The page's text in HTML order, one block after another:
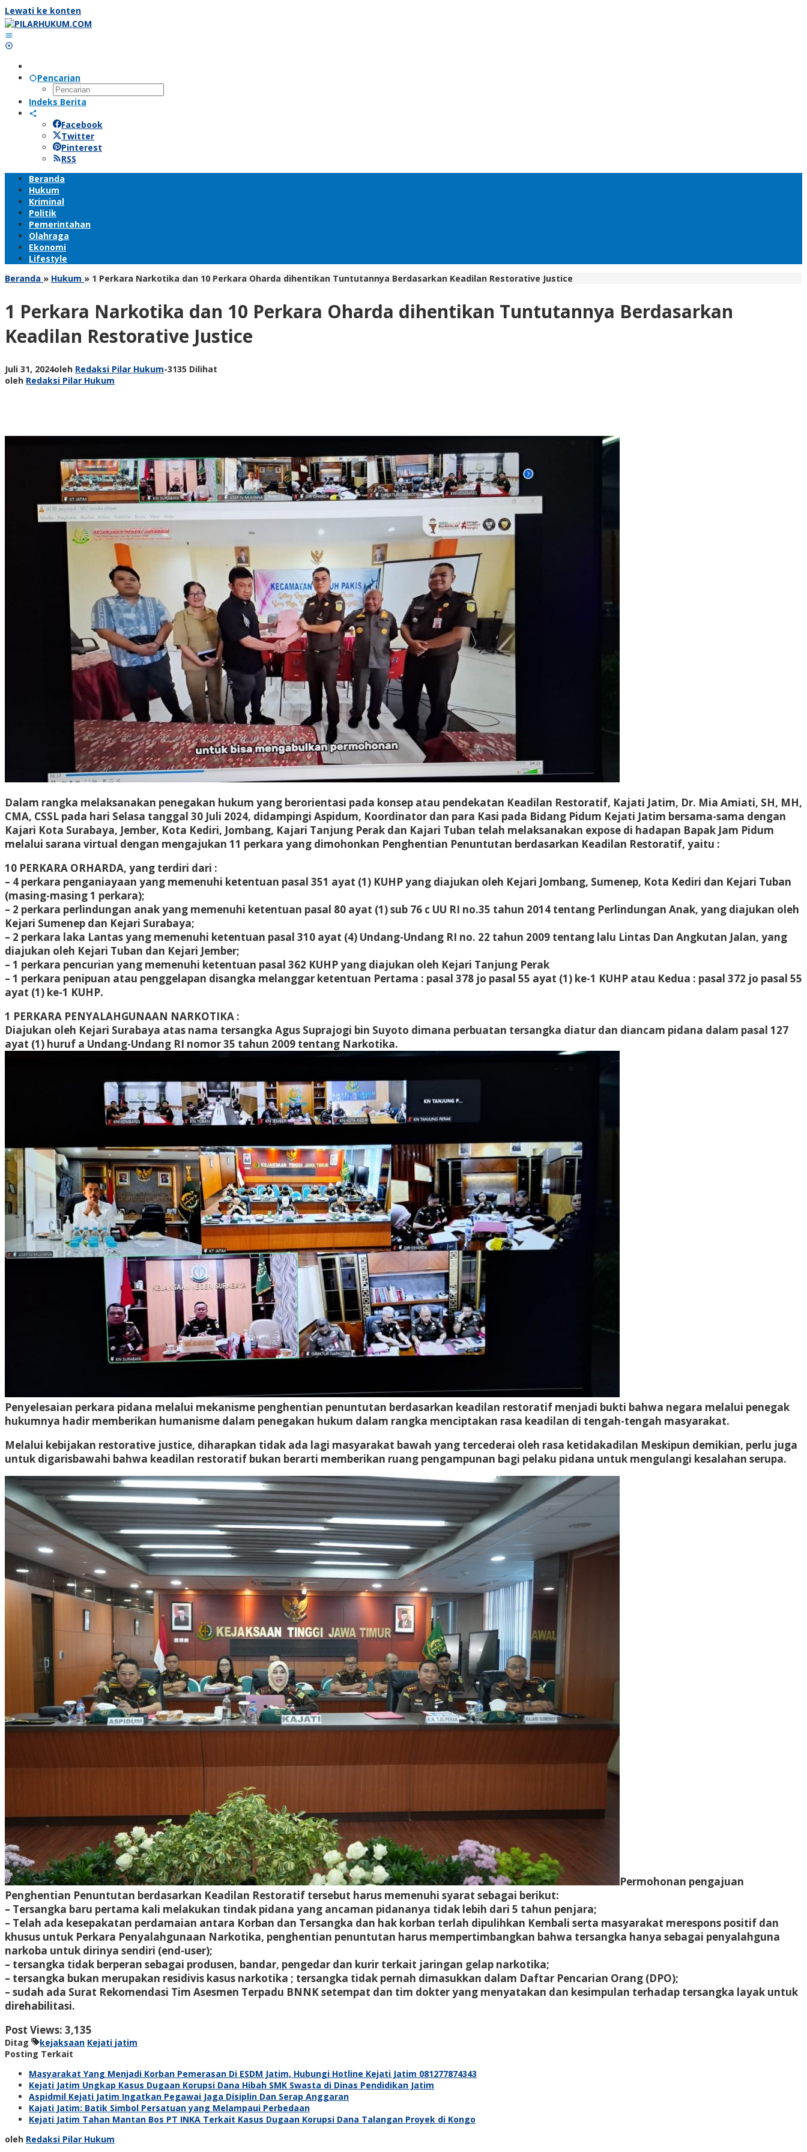
Lewati ke konten
Pencarian
Indeks Berita
Facebook
Twitter
Pinterest
RSS
Beranda
Hukum
Kriminal
Politik
Pemerintahan
Olahraga
Ekonomi
Lifestyle
Beranda » Hukum » 1 Perkara Narkotika dan 10 Perkara Oharda dihentikan Tuntutannya Berdasarkan Keadilan Restorative Justice
1 Perkara Narkotika dan 10 Perkara Oharda dihentikan Tuntutannya Berdasarkan
Keadilan Restorative Justice
Juli 31, 2024oleh Redaksi Pilar Hukum-3135 Dilihat
oleh Redaksi Pilar Hukum
Dalam rangka melaksanakan penegakan hukum yang berorientasi pada konsep atau pendekatan Keadilan Restoratif, Kajati Jatim, Dr. Mia Amiati, SH, MH,
CMA, CSSL pada hari Selasa tanggal 30 Juli 2024, didampingi Aspidum, Koordinator dan para Kasi pada Bidang Pidum Kejati Jatim bersama-sama dengan
Kajari Kota Surabaya, Jember, Kota Kediri, Jombang, Kajari Tanjung Perak dan Kajari Tuban telah melaksanakan expose di hadapan Bapak Jam Pidum
melalui sarana virtual dengan mengajukan 11 perkara yang dimohonkan Penghentian Penuntutan berdasarkan Keadilan Restoratif, yaitu :
10 PERKARA ORHARDA, yang terdiri dari :
– 4 perkara penganiayaan yang memenuhi ketentuan pasal 351 ayat (1) KUHP yang diajukan oleh Kejari Jombang, Sumenep, Kota Kediri dan Kejari Tuban
(masing-masing 1 perkara);
– 2 perkara perlindungan anak yang memenuhi ketentuan pasal 80 ayat (1) sub 76 c UU RI no.35 tahun 2014 tentang Perlindungan Anak, yang diajukan oleh
Kejari Sumenep dan Kejari Surabaya;
– 2 perkara laka Lantas yang memenuhi ketentuan pasal 310 ayat (4) Undang-Undang RI no. 22 tahun 2009 tentang lalu Lintas Dan Angkutan Jalan, yang
diajukan oleh Kejari Tuban dan Kejari Jember;
– 1 perkara pencurian yang memenuhi ketentuan pasal 362 KUHP yang diajukan oleh Kejari Tanjung Perak
– 1 perkara penipuan atau penggelapan disangka melanggar ketentuan Pertama : pasal 378 jo pasal 55 ayat (1) ke-1 KUHP atau Kedua : pasal 372 jo pasal 55
ayat (1) ke-1 KUHP.
1 PERKARA PENYALAHGUNAAN NARKOTIKA :
Diajukan oleh Kejari Surabaya atas nama tersangka Agus Suprajogi bin Suyoto dimana perbuatan tersangka diatur dan diancam pidana dalam pasal 127
ayat (1) huruf a Undang-Undang RI nomor 35 tahun 2009 tentang Narkotika.
Penyelesaian perkara pidana melalui mekanisme penghentian penuntutan berdasarkan keadilan restoratif menjadi bukti bahwa negara melalui penegak
hukumnya hadir memberikan humanisme dalam penegakan hukum dalam rangka menciptakan rasa keadilan di tengah-tengah masyarakat.
Melalui kebijakan restorative justice, diharapkan tidak ada lagi masyarakat bawah yang tercederai oleh rasa ketidakadilan Meskipun demikian, perlu juga
untuk digarisbawahi bahwa keadilan restoratif bukan berarti memberikan ruang pengampunan bagi pelaku pidana untuk mengulangi kesalahan serupa.
Permohonan pengajuan
Penghentian Penuntutan berdasarkan Keadilan Restoratif tersebut harus memenuhi syarat sebagai berikut:
– Tersangka baru pertama kali melakukan tindak pidana yang ancaman pidananya tidak lebih dari 5 tahun penjara;
– Telah ada kesepakatan perdamaian antara Korban dan Tersangka dan hak korban terlah dipulihkan Kembali serta masyarakat merespons positif dan
khusus untuk Perkara Penyalahgunaan Narkotika, penghentian penuntutan harus mempertimbangkan bahwa tersangka hanya sebagai penyalahguna
narkoba untuk dirinya sendiri (end-user);
– tersangka tidak berperan sebagai produsen, bandar, pengedar dan kurir terkait jaringan gelap narkotika;
– tersangka bukan merupakan residivis kasus narkotika ; tersangka tidak pernah dimasukkan dalam Daftar Pencarian Orang (DPO);
– sudah ada Surat Rekomendasi Tim Asesmen Terpadu BNNK setempat dan tim dokter yang menyatakan dan kesimpulan terhadap tersangka layak untuk
direhabilitasi.
Post Views: 3,135
Ditag kejaksaan Kejati jatim
Posting Terkait
Masyarakat Yang Menjadi Korban Pemerasan Di ESDM Jatim, Hubungi Hotline Kejati Jatim 081277874343
Kejati Jatim Ungkap Kasus Dugaan Korupsi Dana Hibah SMK Swasta di Dinas Pendidikan Jatim
Aspidmil Kejati Jatim Ingatkan Pegawai Jaga Disiplin Dan Serap Anggaran
Kajati Jatim: Batik Simbol Persatuan yang Melampaui Perbedaan
Kejati Jatim Tahan Mantan Bos PT INKA Terkait Kasus Dugaan Korupsi Dana Talangan Proyek di Kongo
oleh Redaksi Pilar Hukum